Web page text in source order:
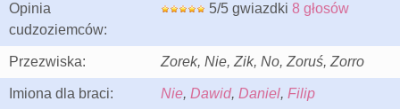
Opinia
cudzoziemców:
5/5 gwiazdki 8 głosów
Przezwiska: Zorek, Nie, Zik, No, Zoruś, Zorro
Imiona dla braci: Nie, Dawid, Daniel, Filip